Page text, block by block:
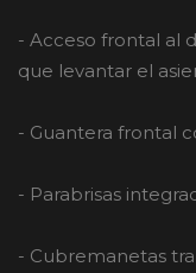
- Acceso frontal al
que levantar el
- Guantera frontal
- Parabrisas
- Cubremanetas